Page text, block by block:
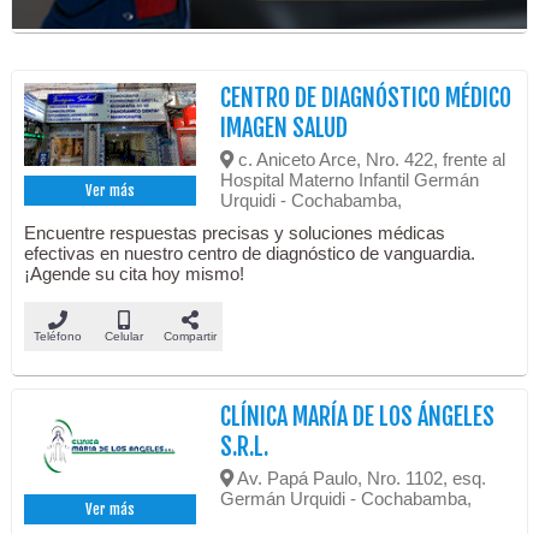
Ver más
CENTRO DE DIAGNÓSTICO MÉDICO
IMAGEN SALUD
c. Aniceto Arce, Nro. 422, frente al
Hospital Materno Infantil Germán
Urquidi - Cochabamba,
Encuentre respuestas precisas y soluciones médicas
efectivas en nuestro centro de diagnóstico de vanguardia.
¡Agende su cita hoy mismo!
Teléfono Celular Compartir
Ver más
CLÍNICA MARÍA DE LOS ÁNGELES
S.R.L.
Av. Papá Paulo, Nro. 1102, esq.
Germán Urquidi - Cochabamba,